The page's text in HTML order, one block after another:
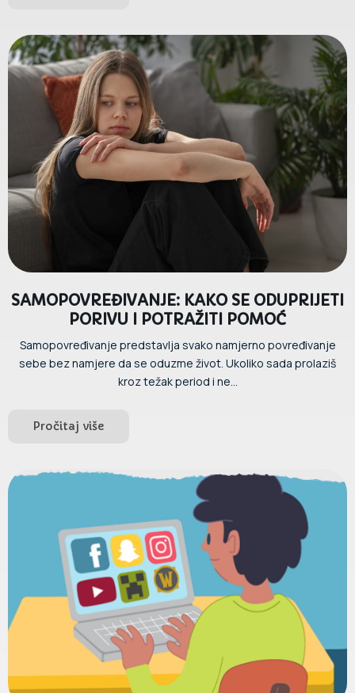
SAMOPOVREĐIVANJE: KAKO SE ODUPRIJETI
PORIVU I POTRAŽITI POMOĆ
Samopovređivanje predstavlja svako namjerno povređivanje
sebe bez namjere da se oduzme život. Ukoliko sada prolaziš
kroz težak period i ne...
Pročitaj više